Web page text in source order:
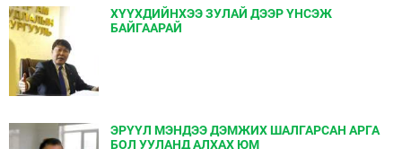
ХҮҮХДИЙНХЭЭ ЗУЛАЙ ДЭЭР ҮНСЭЖ
БАЙГААРАЙ
ЭРҮҮЛ МЭНДЭЭ ДЭМЖИХ ШАЛГАРСАН АРГА
БОЛ УУЛАНД АЛХАХ ЮМ